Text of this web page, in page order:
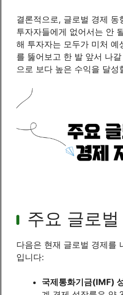
결론적으로, 글로벌 경제 동
투자자들에게 없어서는 안
해 투자자는 모두가 미처 예
를 뚫어보고 한 발 앞서 나
으로 보다 높은 수익을 달성
주요 글로
다음은 현재 글로벌 경제를
입니다:
국제통화기금(IMF)